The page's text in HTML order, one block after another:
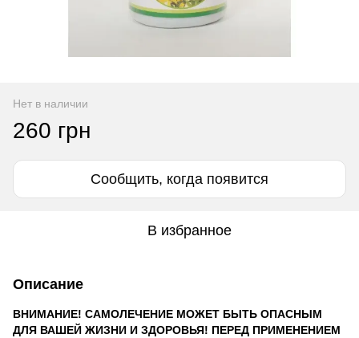
Нет в наличии
260 грн
Сообщить, когда появится
В избранное
Описание
ВНИМАНИЕ! САМОЛЕЧЕНИЕ МОЖЕТ БЫТЬ ОПАСНЫМ
ДЛЯ ВАШЕЙ ЖИЗНИ И ЗДОРОВЬЯ! ПЕРЕД ПРИМЕНЕНИЕМ